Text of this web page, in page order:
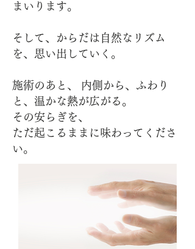
まいります。
そして、からだは自然なリズム
を、思い出していく。
施術のあと、 内側から、ふわり
と、温かな熱が広がる。
その安らぎを、
ただ起こるままに味わってくださ
い。